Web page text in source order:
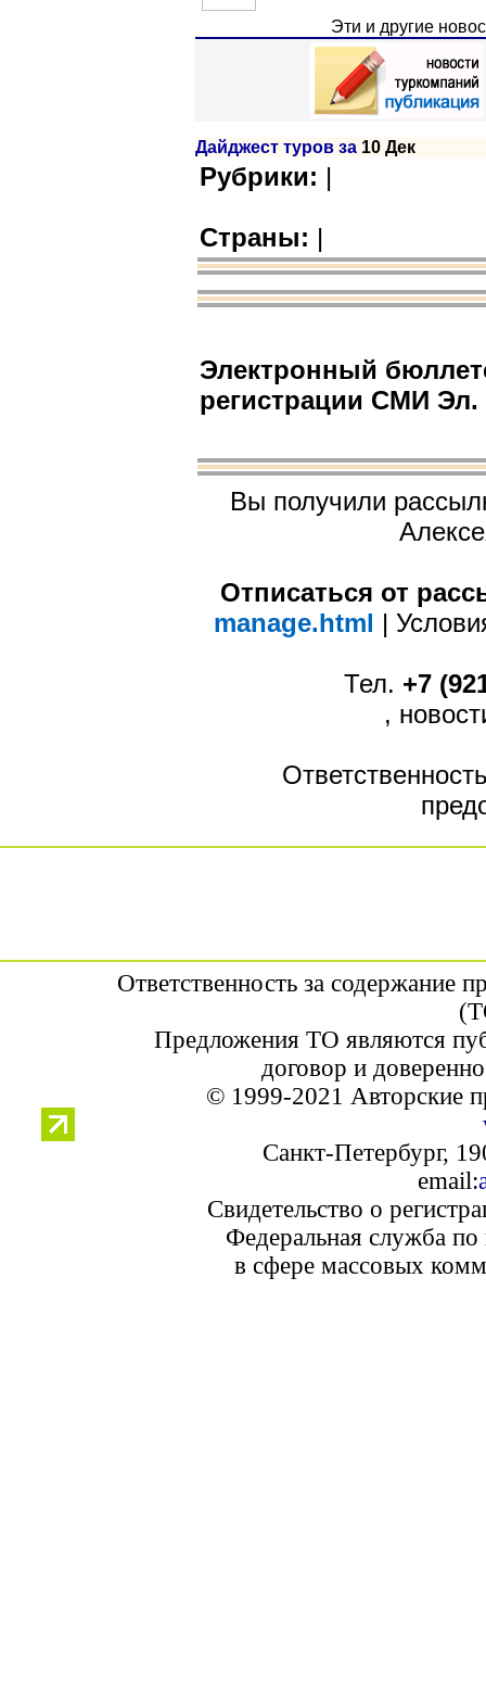
Эти и другие
Дайджест туров за 10 Дек
Рубрики: |
Страны: |
Электронный
регистрации СМИ Эл.
Вы получили
Отписаться от
manage.html |
Тел. +7
,
Ответственность за содержание
Предложения ТО являются
договор и
© 1999-2021 Авторские
Санкт-Петербург,
email:
Свидетельство о
Федеральная служба по
в сфере массовых